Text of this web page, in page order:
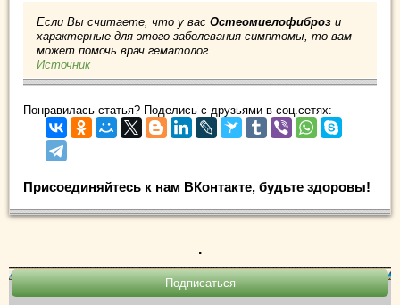
Если Вы считаете, что у вас Остеомиелофиброз и
характерные для этого заболевания симптомы, то вам
может помочь врач гематолог.
Источник
Понравилась статья? Поделись с друзьями в соц.сетях:
Присоединяйтесь к нам ВКонтакте, будьте здоровы!
.